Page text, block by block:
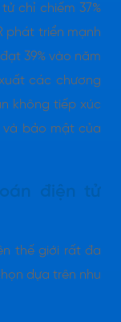
chỉ chiếm 37%
phát triển mạnh
39% vào năm
các chương
không tiếp xúc
và bảo mật của
điện tử
thế giới rất đa
dựa trên nhu